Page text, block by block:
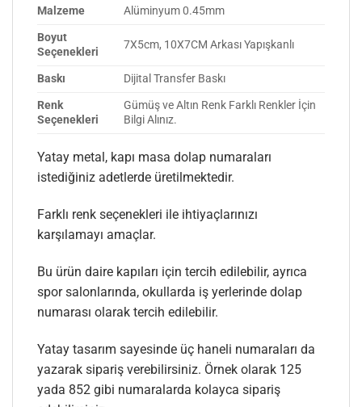
Malzeme
Alüminyum 0.45mm
Boyut
Seçenekleri
7X5cm, 10X7CM Arkası Yapışkanlı
Baskı
Dijital Transfer Baskı
Renk
Seçenekleri
Gümüş ve Altın Renk Farklı Renkler İçin
Bilgi Alınız.
Yatay metal, kapı masa dolap numaraları
istediğiniz adetlerde üretilmektedir.
Farklı renk seçenekleri ile ihtiyaçlarınızı
karşılamayı amaçlar.
Bu ürün daire kapıları için tercih edilebilir, ayrıca
spor salonlarında, okullarda iş yerlerinde dolap
numarası olarak tercih edilebilir.
Yatay tasarım sayesinde üç haneli numaraları da
yazarak sipariş verebilirsiniz. Örnek olarak 125
yada 852 gibi numaralarda kolayca sipariş